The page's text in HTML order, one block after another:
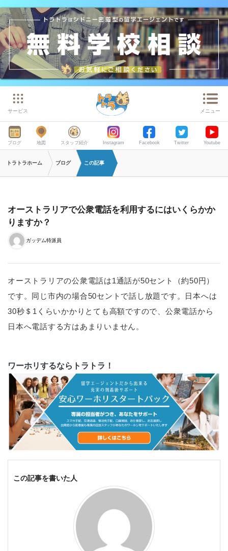
サービス メニュー
ブログ 地図 スタッフ紹介 Instagram Facebook Twitter Youtube
トラトラホーム ブログ この記事
オーストラリアで公衆電話を利用するにはいくらかか
りますか？
ガッデム特派員
オーストラリアの公衆電話は1通話が50セント（約50円）
です。同じ市内の場合50セントで話し放題です。日本へは
30秒＄1くらいかかりとても高額ですので、公衆電話から
日本へ電話する方はあまりいません。
ワーホリするならトラトラ！
この記事を書いた人